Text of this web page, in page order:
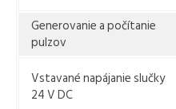
Generovanie a počítanie
pulzov
Vstavané napájanie slučky
24 V DC